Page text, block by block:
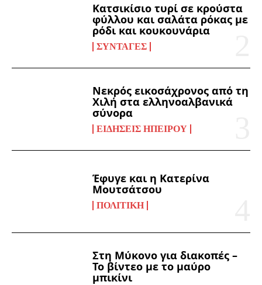
Κατσικίσιο τυρί σε κρούστα
φύλλου και σαλάτα ρόκας με
ρόδι και κουκουνάρια
ΣΥΝΤΑΓΈΣ
Νεκρός εικοσάχρονος από τη
Χιλή στα ελληνοαλβανικά
σύνορα
ΕΙΔΉΣΕΙΣ ΗΠΕΊΡΟΥ
Έφυγε και η Κατερίνα
Μουτσάτσου
ΠΟΛΙΤΙΚΉ
Στη Μύκονο για διακοπές –
Το βίντεο με το μαύρο
μπικίνι